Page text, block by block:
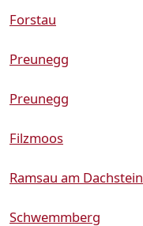
Forstau
Preunegg
Preunegg
Filzmoos
Ramsau am Dachstein
Schwemmberg